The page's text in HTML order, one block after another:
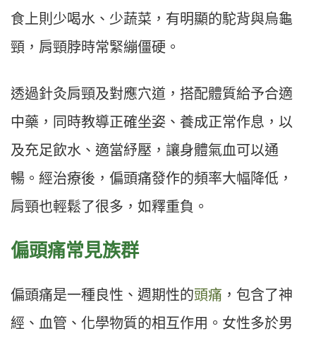
食上則少喝水、少蔬菜，有明顯的駝背與烏龜
頸，肩頸脖時常緊繃僵硬。
透過針灸肩頸及對應穴道，搭配體質給予合適
中藥，同時教導正確坐姿、養成正常作息，以
及充足飲水、適當紓壓，讓身體氣血可以通
暢。經治療後，偏頭痛發作的頻率大幅降低，
肩頸也輕鬆了很多，如釋重負。
偏頭痛常見族群
偏頭痛是一種良性、週期性的頭痛 ，包含了神
經、血管、化學物質的相互作用。女性多於男